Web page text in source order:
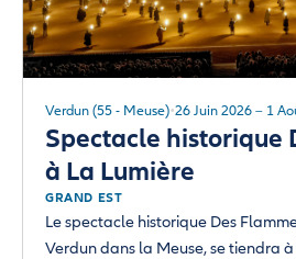
Verdun (55 - Meuse) 26 Juin 2026 – 1
Spectacle historique
à La Lumière
GRAND EST
Le spectacle historique Des
Verdun dans la Meuse, se tiendra à